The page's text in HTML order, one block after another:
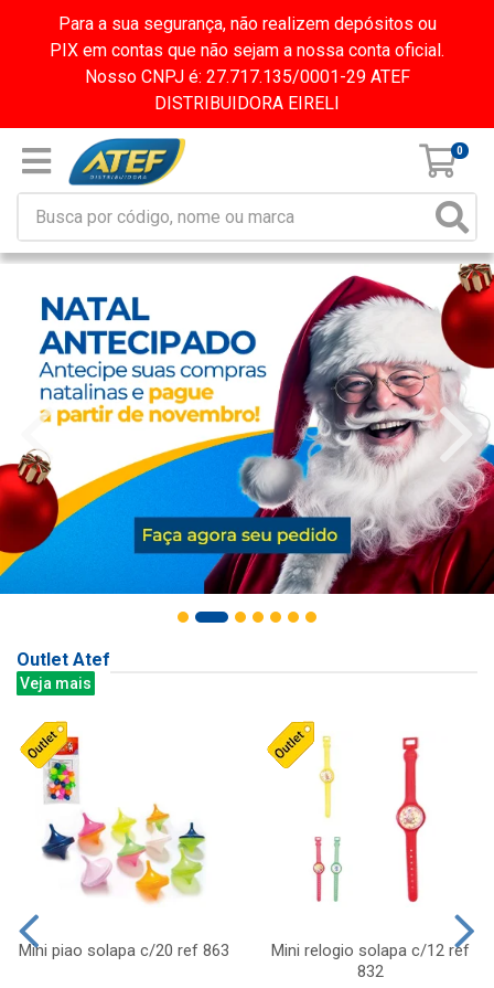
Para a sua segurança, não realizem depósitos ou
PIX em contas que não sejam a nossa conta oficial.
Nosso CNPJ é: 27.717.135/0001-29 ATEF
DISTRIBUIDORA EIRELI
0
Outlet Atef
Veja mais
Mini piao solapa c/20 ref 863
Mini relogio solapa c/12 ref
832